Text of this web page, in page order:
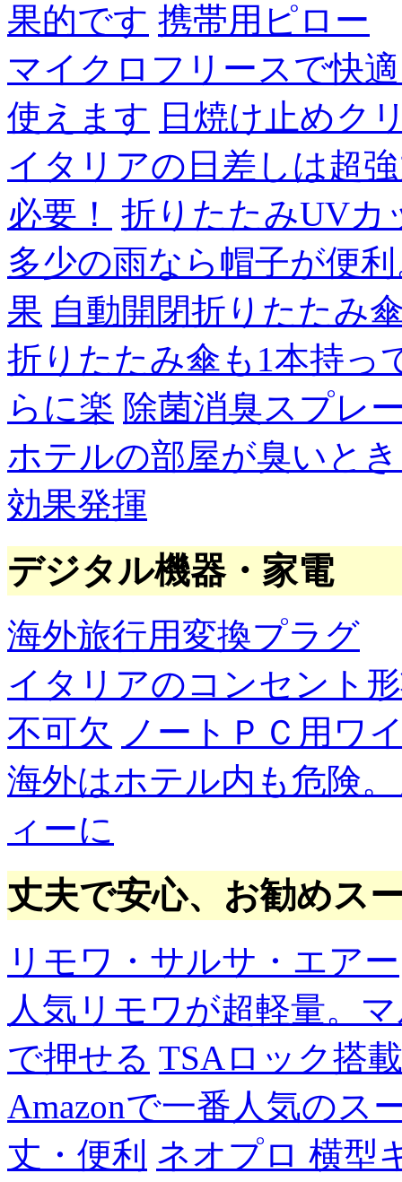
果的です 携帯用ピロー
マイクロフリースで快
使えます 日焼け止めク
イタリアの日差しは超
必要！
折りたたみUVカ
多少の雨なら帽子が便
果 自動開閉折りたたみ
折りたたみ傘も1本持っ
らに楽 除菌消臭スプレ
ホテルの部屋が臭いと
効果発揮
デジタル機器・家電
海外旅行用変換プラグ
イタリアのコンセント
不可欠 ノートＰＣ用ワ
海外はホテル内も危険
ィーに
丈夫で安心、お勧めス
リモワ・サルサ・エアー
人気リモワが超軽量。
で押せる TSAロック搭
Amazonで一番人気のス
丈・便利 ネオプロ 横型